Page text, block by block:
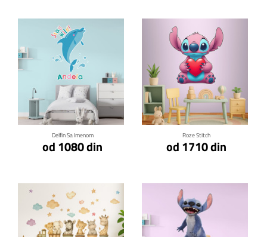
Delfin Sa Imenom
od 1080 din
Klikni za detalje
Roze Stitch
od 1710 din
Klikni za detalje